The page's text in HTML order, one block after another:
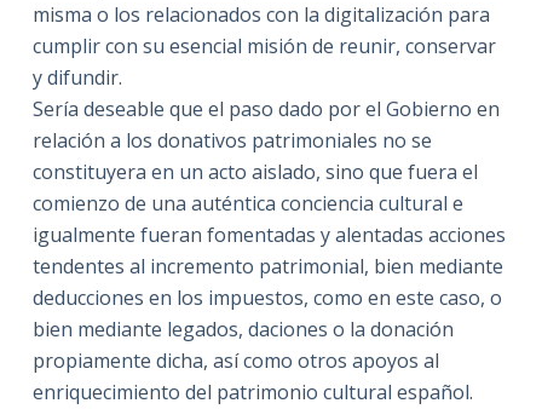
misma o los relacionados con la digitalización para
cumplir con su esencial misión de reunir, conservar
y difundir.
Sería deseable que el paso dado por el Gobierno en
relación a los donativos patrimoniales no se
constituyera en un acto aislado, sino que fuera el
comienzo de una auténtica conciencia cultural e
igualmente fueran fomentadas y alentadas acciones
tendentes al incremento patrimonial, bien mediante
deducciones en los impuestos, como en este caso, o
bien mediante legados, daciones o la donación
propiamente dicha, así como otros apoyos al
enriquecimiento del patrimonio cultural español.